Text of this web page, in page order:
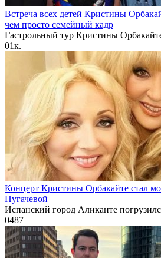
Встреча всех детей Кристины
чем просто семейный кадр
Гастрольный тур Кристины
01к.
Концерт Кристины Орбакайте стал
Пугачевой
Испанский город Аликанте
0487